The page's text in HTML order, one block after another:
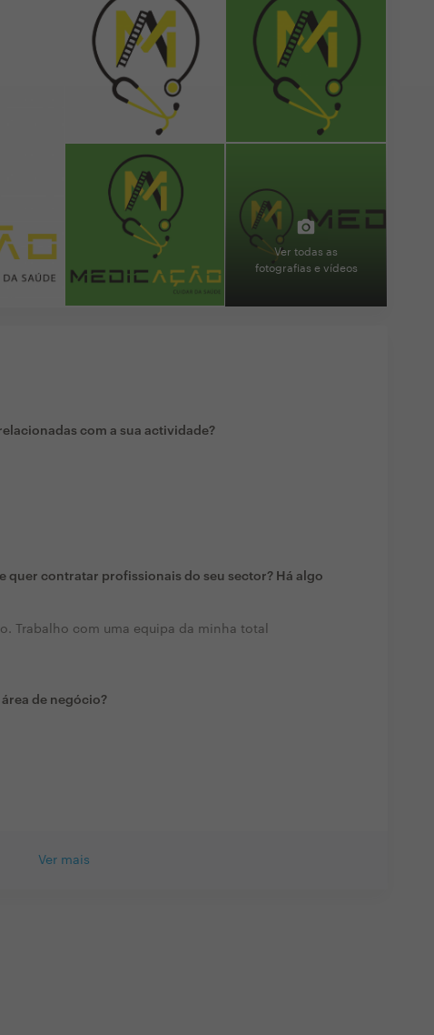
Ver todas as
fotografias e vídeos
com a sua actividade?
quer contratar profissionais do seu sector? Há algo
Trabalho com uma equipa da minha total
de negócio?
Ver mais